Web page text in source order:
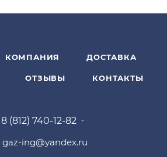
КОМПАНИЯ ДОСТАВКА
ОТЗЫВЫ КОНТАКТЫ
8 (812) 740-12-82
gaz-ing@yandex.ru